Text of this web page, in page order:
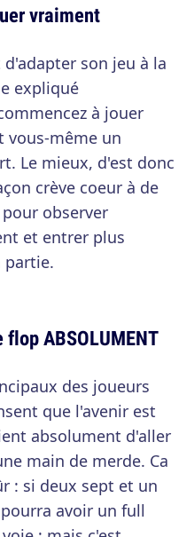
vraiment
son jeu à la
expliqué
à jouer
vous-même un
Le mieux, d'est donc
crève coeur à de
observer
et entrer plus
partie.
ABSOLUMENT
des joueurs
que l'avenir est
absolument d'aller
main de merde. Ca
: si deux sept et un
avoir un full